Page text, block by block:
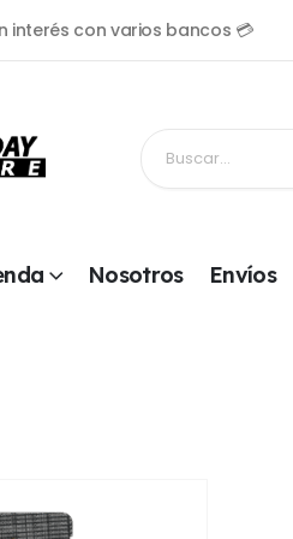
interés con varios bancos 💳
Nosotros Envíos